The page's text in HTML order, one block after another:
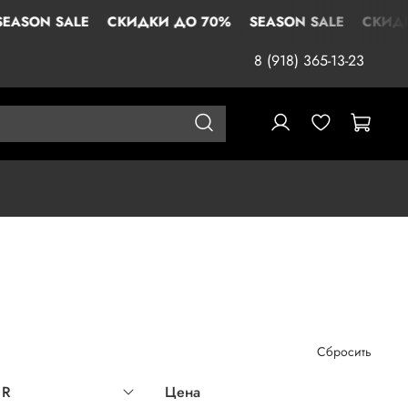
СКИДКИ ДО 70% SEASON SALE СКИДКИ ДО
8 (918) 365-13-23
Сбросить
Цена